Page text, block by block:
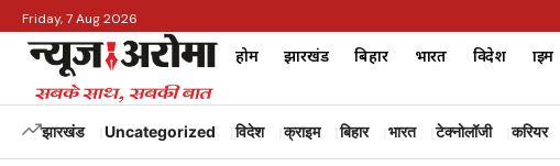
Friday, 7 Aug 2026
होम झारखंड बिहार भारत विदेश क्राइम
झारखंड Uncategorized विदेश क्राइम बिहार भारत टेक्नोलॉजी करियर